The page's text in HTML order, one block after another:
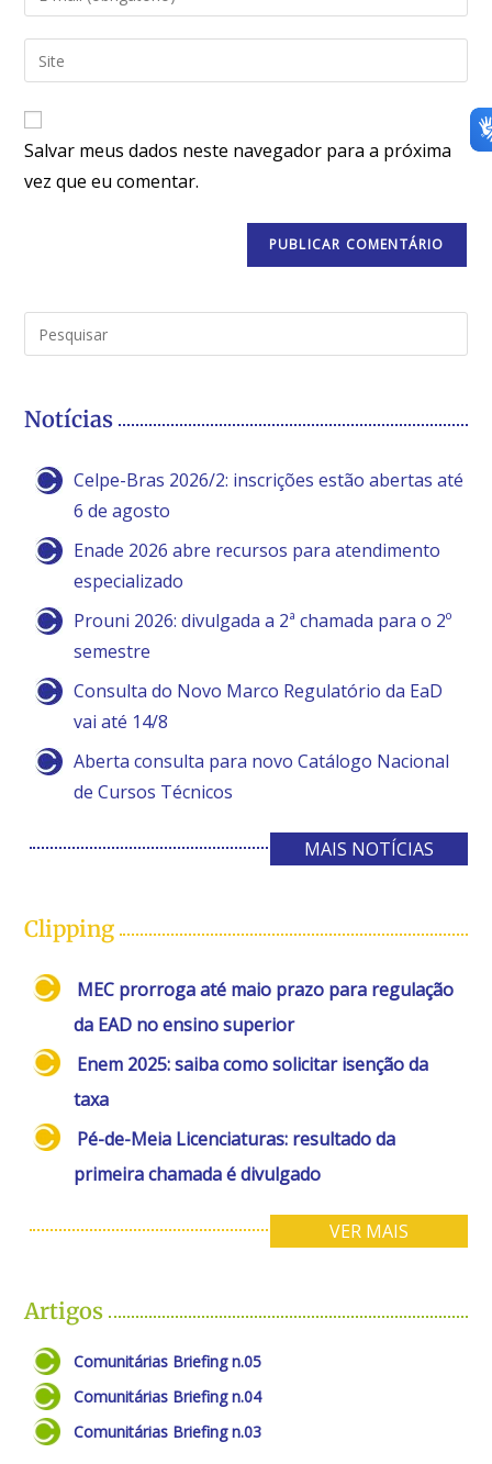
Salvar meus dados neste navegador para a próxima
vez que eu comentar.
Notícias
Celpe-Bras 2026/2: inscrições estão abertas até
6 de agosto
Enade 2026 abre recursos para atendimento
especializado
Prouni 2026: divulgada a 2ª chamada para o 2º
semestre
Consulta do Novo Marco Regulatório da EaD
vai até 14/8
Aberta consulta para novo Catálogo Nacional
de Cursos Técnicos
MAIS NOTÍCIAS
Clipping
MEC prorroga até maio prazo para regulação
da EAD no ensino superior
Enem 2025: saiba como solicitar isenção da
taxa
Pé-de-Meia Licenciaturas: resultado da
primeira chamada é divulgado
VER MAIS
Artigos
Comunitárias Briefing n.05
Comunitárias Briefing n.04
Comunitárias Briefing n.03